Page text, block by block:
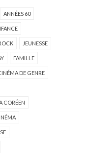
ANNÉES 60
JEUNESSE
FAMILLE
DE GENRE
CORÉEN